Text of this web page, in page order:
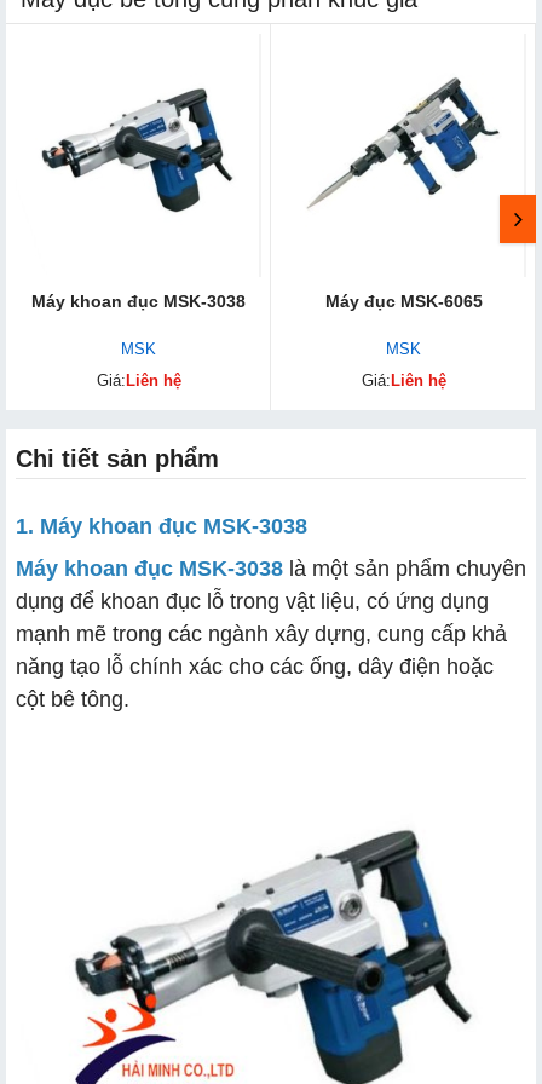
Máy khoan đục MSK-3038
MSK
Giá: Liên hệ
Máy đục MSK-6065
MSK
Giá: Liên hệ
Chi tiết sản phẩm
1. Máy khoan đục MSK-3038
Máy khoan đục MSK-3038 là một sản phẩm chuyên
dụng để khoan đục lỗ trong vật liệu, có ứng dụng
mạnh mẽ trong các ngành xây dựng, cung cấp khả
năng tạo lỗ chính xác cho các ống, dây điện hoặc
cột bê tông.